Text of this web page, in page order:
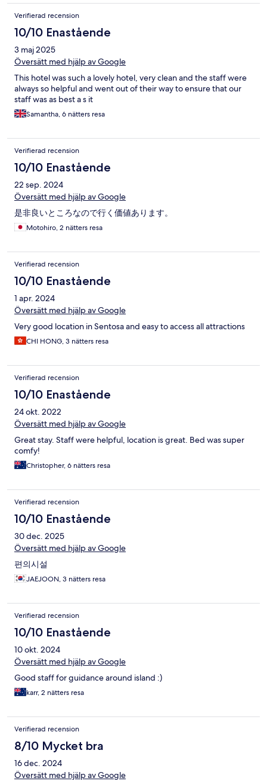
Verifierad recension
10/10 Enastående
3 maj 2025
Översätt med hjälp av Google
This hotel was such a lovely hotel, very clean and the staff were
always so helpful and went out of their way to ensure that our
staff was as best a s it
Samantha, 6 nätters resa
Verifierad recension
10/10 Enastående
22 sep. 2024
Översätt med hjälp av Google
是非良いところなので行く価値あります。
Motohiro, 2 nätters resa
Verifierad recension
10/10 Enastående
1 apr. 2024
Översätt med hjälp av Google
Very good location in Sentosa and easy to access all attractions
CHI HONG, 3 nätters resa
Verifierad recension
10/10 Enastående
24 okt. 2022
Översätt med hjälp av Google
Great stay. Staff were helpful, location is great. Bed was super
comfy!
Christopher, 6 nätters resa
Verifierad recension
10/10 Enastående
30 dec. 2025
Översätt med hjälp av Google
편의시설
JAEJOON, 3 nätters resa
Verifierad recension
10/10 Enastående
10 okt. 2024
Översätt med hjälp av Google
Good staff for guidance around island :)
karr, 2 nätters resa
Verifierad recension
8/10 Mycket bra
16 dec. 2024
Översätt med hjälp av Google